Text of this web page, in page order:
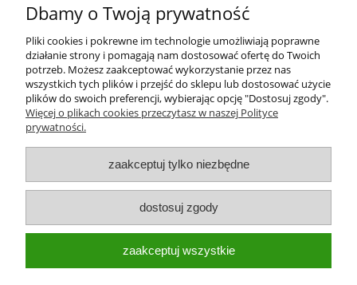
Moje konto
Płatności i dostawa
Informacje
O nas
Dbamy o Twoją prywatność
Pliki cookies i pokrewne im technologie umożliwiają poprawne
działanie strony i pomagają nam dostosować ofertę do Twoich
potrzeb. Możesz zaakceptować wykorzystanie przez nas
wszystkich tych plików i przejść do sklepu lub dostosować użycie
plików do swoich preferencji, wybierając opcję "Dostosuj zgody".
Więcej o plikach cookies przeczytasz w naszej Polityce
prywatności.
zaakceptuj tylko niezbędne
dostosuj zgody
zaakceptuj wszystkie